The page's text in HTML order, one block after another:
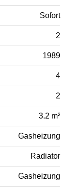
Sofort
2
1989
4
2
3.2 m²
Gasheizung
Radiator
Gasheizung